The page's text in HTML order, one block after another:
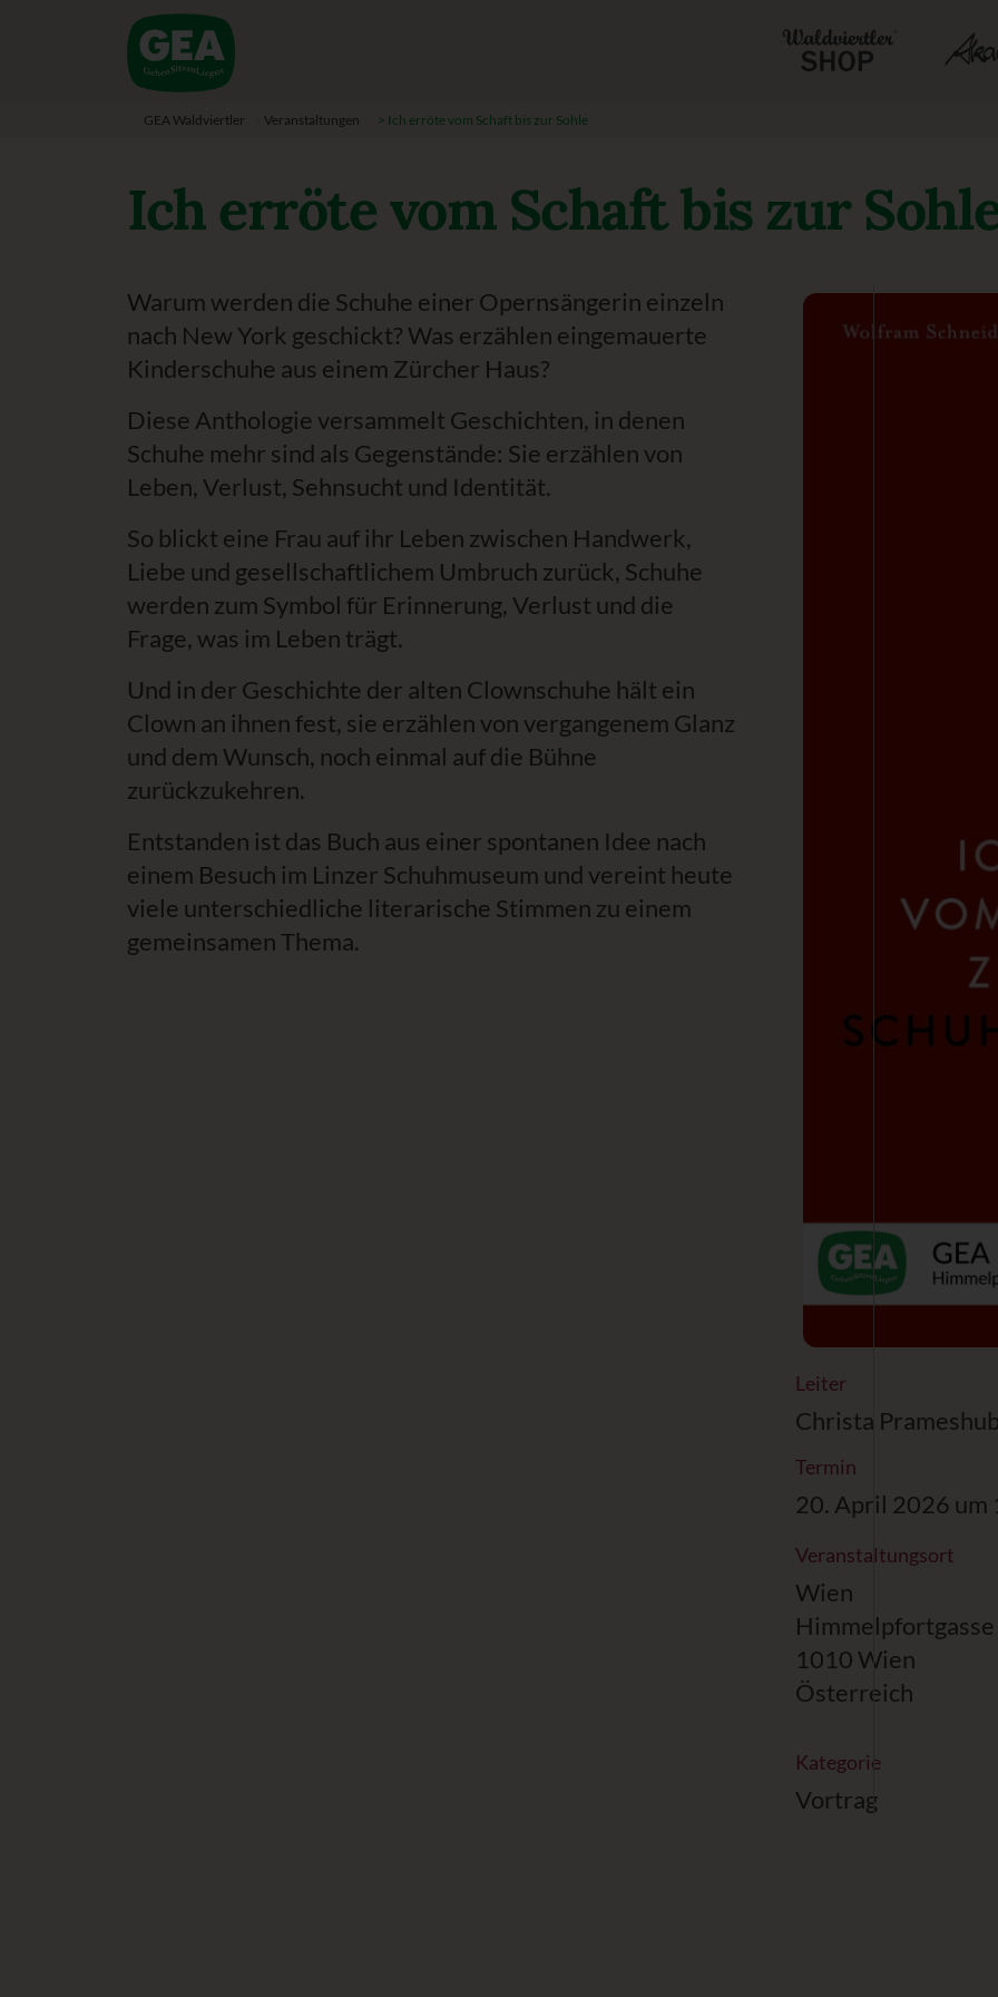
GEA Waldviertler Veranstaltungen > Ich erröte vom Schaft bis zur Sohle
Ich erröte vom Schaft bis zur
Warum werden die Schuhe einer Opernsängerin einzeln
nach New York geschickt? Was erzählen eingemauerte
Kinderschuhe aus einem Zürcher Haus?
Diese Anthologie versammelt Geschichten, in denen
Schuhe mehr sind als Gegenstände: Sie erzählen von
Leben, Verlust, Sehnsucht und Identität.
So blickt eine Frau auf ihr Leben zwischen Handwerk,
Liebe und gesellschaftlichem Umbruch zurück, Schuhe
werden zum Symbol für Erinnerung, Verlust und die
Frage, was im Leben trägt.
Und in der Geschichte der alten Clownschuhe hält ein
Clown an ihnen fest, sie erzählen von vergangenem Glanz
und dem Wunsch, noch einmal auf die Bühne
zurückzukehren.
Entstanden ist das Buch aus einer spontanen Idee nach
einem Besuch im Linzer Schuhmuseum und vereint heute
viele unterschiedliche literarische Stimmen zu einem
gemeinsamen Thema.
Leiter
Christa
Termin
20. April 2026 um
Veranstaltungsort
Wien
1010 Wien
Österreich
Kategorie
Vortrag